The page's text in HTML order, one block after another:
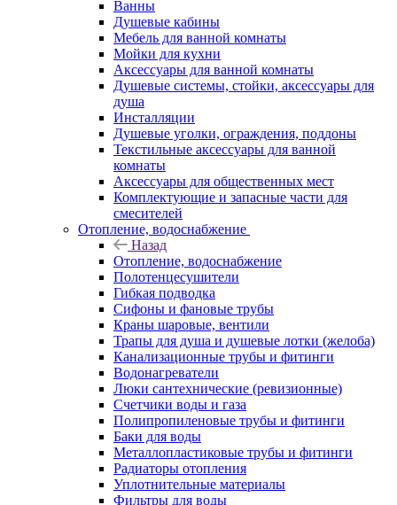
Ванны
Душевые кабины
Мебель для ванной комнаты
Мойки для кухни
Аксессуары для ванной комнаты
Душевые системы, стойки, аксессуары для
душа
Инсталляции
Душевые уголки, ограждения, поддоны
Текстильные аксессуары для ванной
комнаты
Аксессуары для общественных мест
Комплектующие и запасные части для
смесителей
Отопление, водоснабжение
Назад
Отопление, водоснабжение
Полотенцесушители
Гибкая подводка
Сифоны и фановые трубы
Краны шаровые, вентили
Трапы для душа и душевые лотки (желоба)
Канализационные трубы и фитинги
Водонагреватели
Люки сантехнические (ревизионные)
Счетчики воды и газа
Полипропиленовые трубы и фитинги
Баки для воды
Металлопластиковые трубы и фитинги
Радиаторы отопления
Уплотнительные материалы
Фильтры для воды